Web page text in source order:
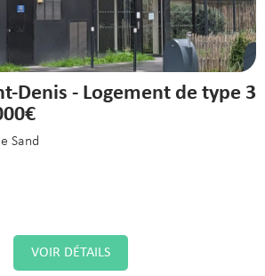
Denis - Logement de type 3
Sand
VOIR DÉTAILS